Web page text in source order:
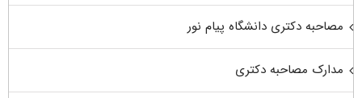
مصاحبه دکتری دانشگاه پیام نور
مدارک مصاحبه دکتری